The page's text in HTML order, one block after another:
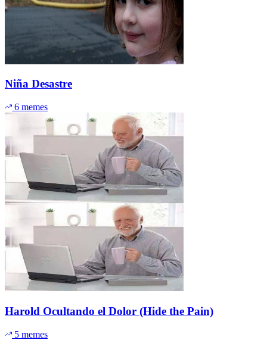
Niña Desastre
6 memes
Harold Ocultando el Dolor (Hide the Pain)
5 memes